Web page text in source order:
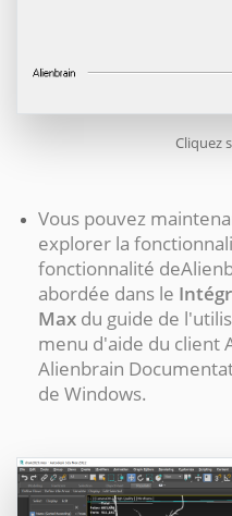
Cliquez
Vous pouvez
explorer la
fonctionnalité
abordée dans le
Max du guide de
menu d'aide du client
Alienbrain
de Windows.